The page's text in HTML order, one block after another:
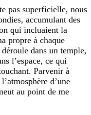
pas superficielle, nous
accumulant des
qui incluaient la
propre à chaque
dans un temple,
l’espace, ce qui
Parvenir à
d’une
au point de me